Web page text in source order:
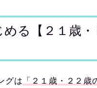
る【２１歳
グは 「２１歳・２２歳